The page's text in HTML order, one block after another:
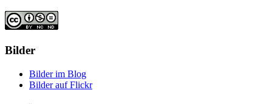
Bilder
Bilder im Blog
Bilder auf Flickr